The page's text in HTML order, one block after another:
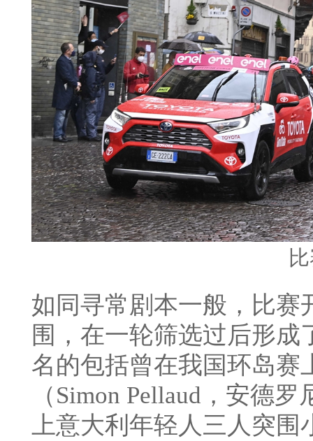
如同寻常剧本一般，比赛
围，在一轮筛选过后形
名的包括曾在我国环岛赛
（Simon Pellaud，安德
上意大利年轻人三人突围